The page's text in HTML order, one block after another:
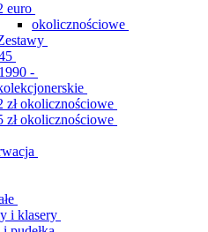
euro
okolicznościowe
-
zł okolicznościowe
zł okolicznościowe
i klasery